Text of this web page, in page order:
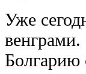
Уже
Болгарию